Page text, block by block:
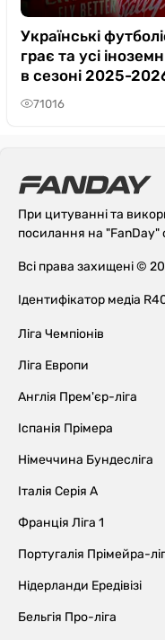
Українські
грає та усі
в сезоні 2025-
71016
При цитуванні та
посилання на "FanDay"
Всі права захищені ©
Ідентифікатор медіа
Ліга Чемпіонів
Ліга Европи
Англія Прем'єр-ліга
Іспанія Прімера
Німеччина Бундесліга
Італія Серія А
Франція Ліга 1
Португалія Прімейра-
Нідерланди Ередівізі
Бельгія Про-ліга